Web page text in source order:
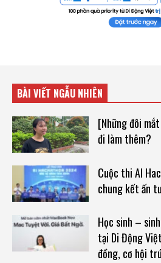
BÀI VIẾT NGẪU NHIÊN
[Những đôi
đi làm thêm?
Cuộc thi AI
chung kết ấn
Học sinh –
tại Di Động
đồng, cơ hội